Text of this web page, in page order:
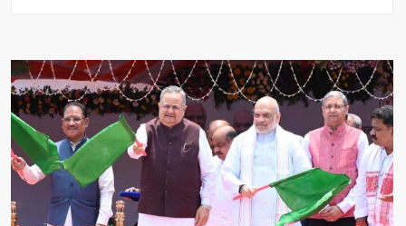
शाह
ने
अमर
वाटिका
में
शहीदों
को
दी